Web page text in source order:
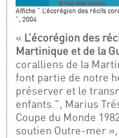
Affiche " L’écorégion des récifs
", 2004
« L’écorégion des
Martinique et de la
coralliens de la
font partie de notre
préserver et le
enfants.", Marius
Coupe du Monde
soutien Outre-mer »,